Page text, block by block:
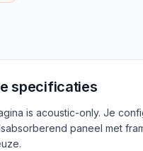
specificaties
is acoustic-only. Je
paneel met